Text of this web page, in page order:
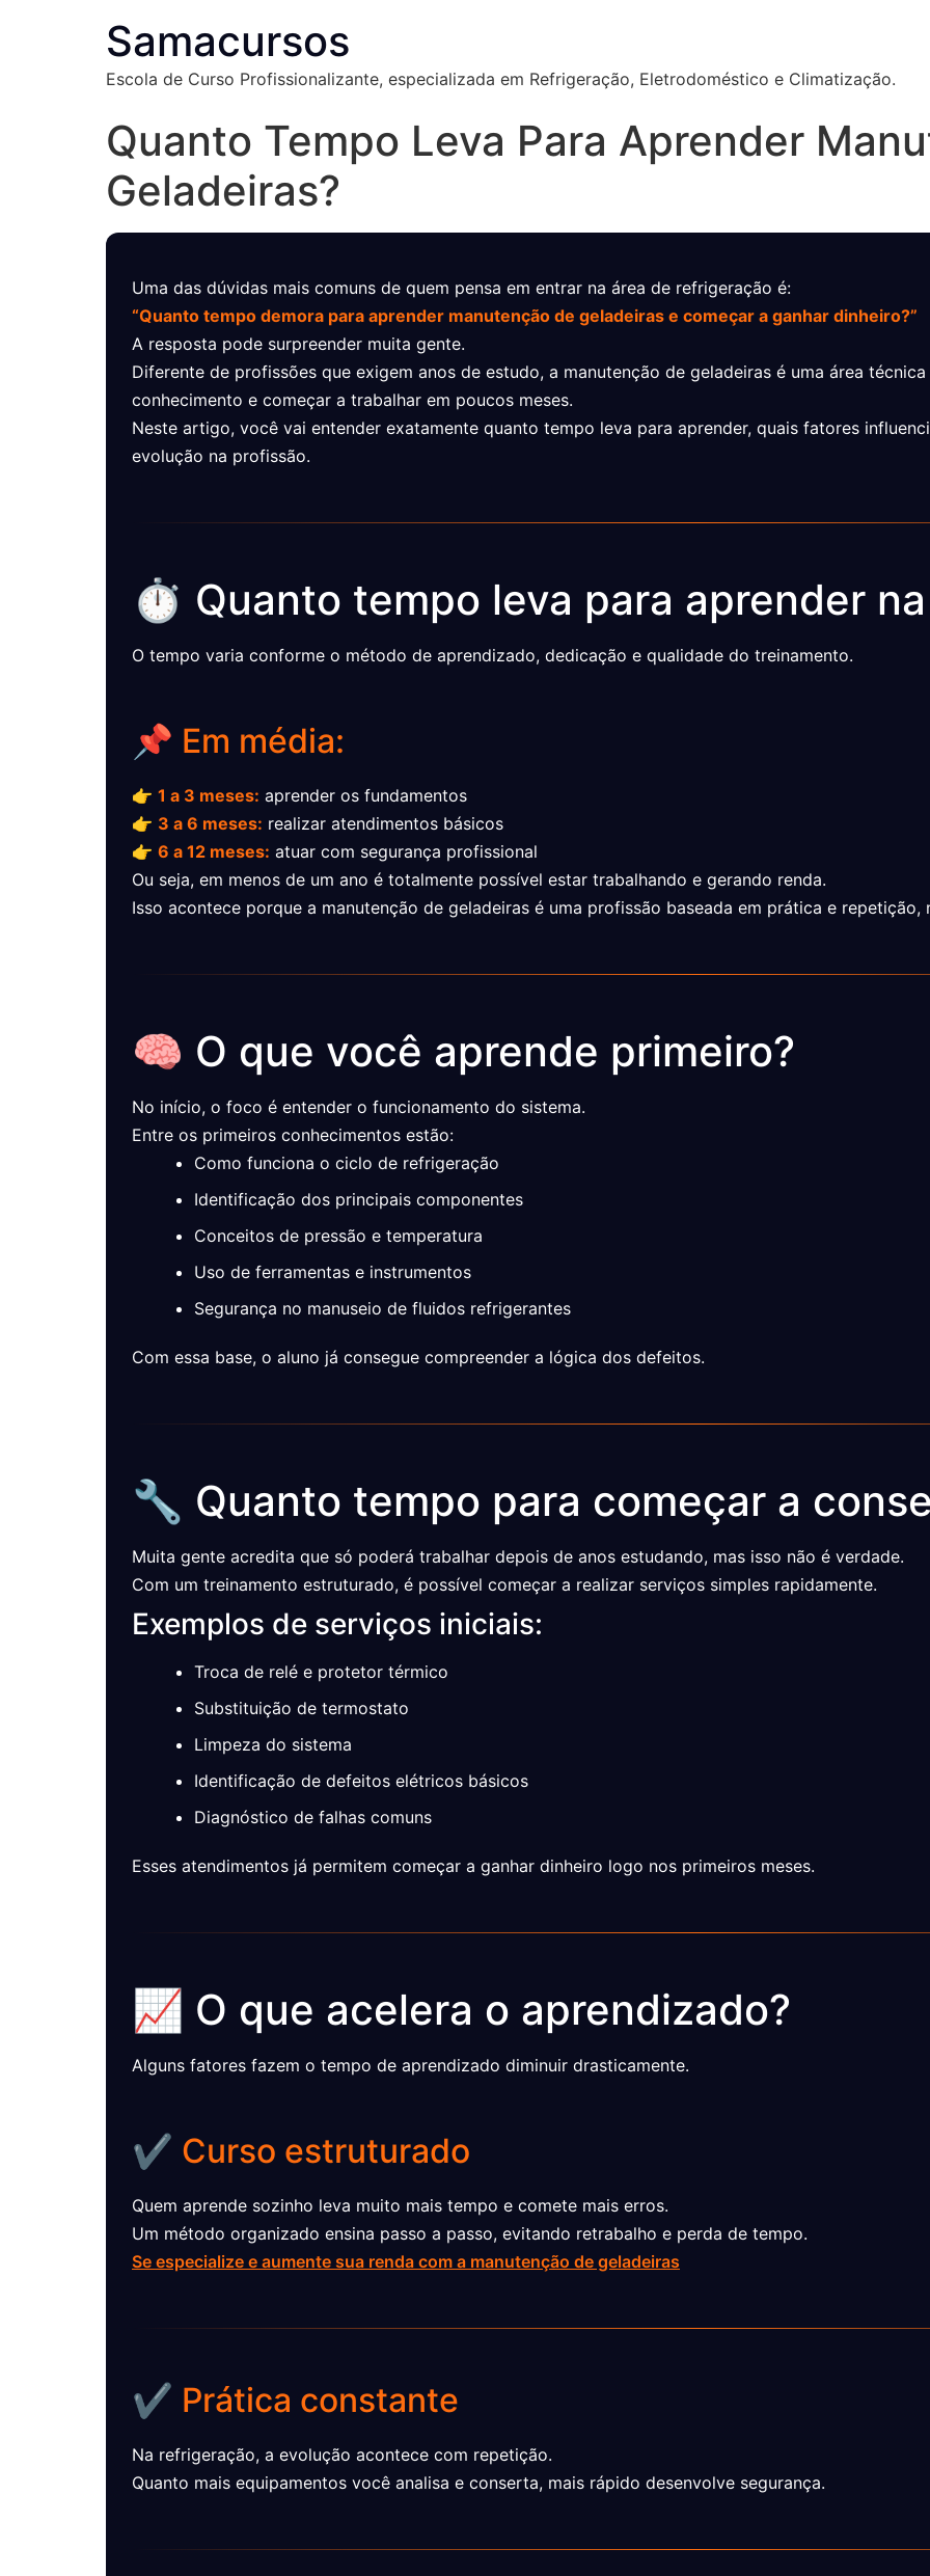
Samacursos
Escola de Curso Profissionalizante, especializada em Refrigeração, Eletrodoméstico e Climatização.
Quanto Tempo Leva Para Aprender
Geladeiras?
Uma das dúvidas mais comuns de quem pensa em entrar na área de refrigeração é:
“Quanto tempo demora para aprender manutenção de geladeiras e começar a ganhar dinheiro?”
A resposta pode surpreender muita gente.
Diferente de profissões que exigem anos de estudo, a manutenção de geladeiras é uma área
conhecimento e começar a trabalhar em poucos meses.
Neste artigo, você vai entender exatamente quanto tempo leva para aprender, quais fatores
evolução na profissão.
⏱️ Quanto tempo leva para aprender
O tempo varia conforme o método de aprendizado, dedicação e qualidade do treinamento.
📌 Em média:
👉 1 a 3 meses: aprender os fundamentos
👉 3 a 6 meses: realizar atendimentos básicos
👉 6 a 12 meses: atuar com segurança profissional
Ou seja, em menos de um ano é totalmente possível estar trabalhando e gerando renda.
Isso acontece porque a manutenção de geladeiras é uma profissão baseada em prática e repetição,
🧠 O que você aprende primeiro?
No início, o foco é entender o funcionamento do sistema.
Entre os primeiros conhecimentos estão:
Como funciona o ciclo de refrigeração
Identificação dos principais componentes
Conceitos de pressão e temperatura
Uso de ferramentas e instrumentos
Segurança no manuseio de fluidos refrigerantes
Com essa base, o aluno já consegue compreender a lógica dos defeitos.
🔧 Quanto tempo para começar a
Muita gente acredita que só poderá trabalhar depois de anos estudando, mas isso não é verdade.
Com um treinamento estruturado, é possível começar a realizar serviços simples rapidamente.
Exemplos de serviços iniciais:
Troca de relé e protetor térmico
Substituição de termostato
Limpeza do sistema
Identificação de defeitos elétricos básicos
Diagnóstico de falhas comuns
Esses atendimentos já permitem começar a ganhar dinheiro logo nos primeiros meses.
📈 O que acelera o aprendizado?
Alguns fatores fazem o tempo de aprendizado diminuir drasticamente.
✔️ Curso estruturado
Quem aprende sozinho leva muito mais tempo e comete mais erros.
Um método organizado ensina passo a passo, evitando retrabalho e perda de tempo.
Se especialize e aumente sua renda com a manutenção de geladeiras
✔️ Prática constante
Na refrigeração, a evolução acontece com repetição.
Quanto mais equipamentos você analisa e conserta, mais rápido desenvolve segurança.